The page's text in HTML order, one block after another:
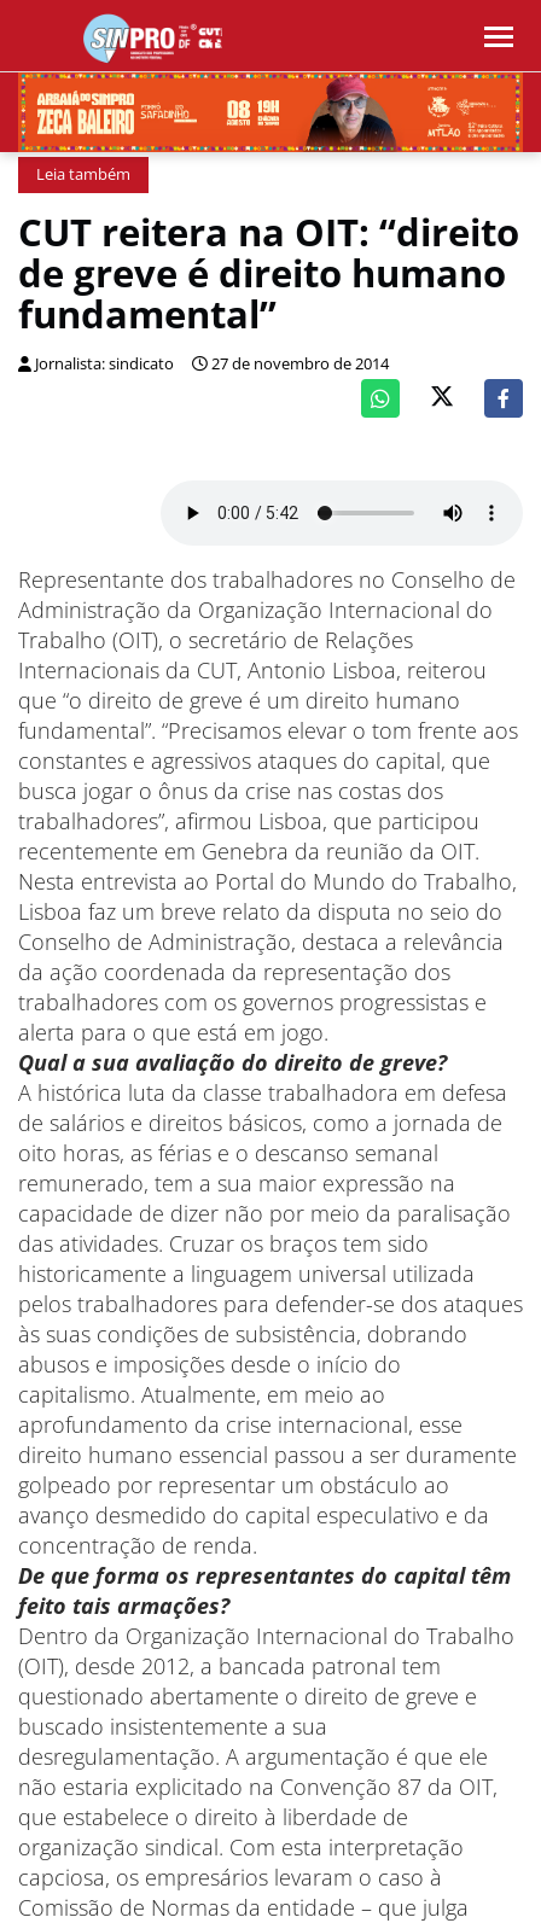
Leia também
CUT reitera na OIT: “direito
de greve é direito humano
fundamental”
Jornalista: sindicato 27 de novembro de 2014
Representante dos trabalhadores no Conselho de
Administração da Organização Internacional do
Trabalho (OIT), o secretário de Relações
Internacionais da CUT, Antonio Lisboa, reiterou
que “o direito de greve é um direito humano
fundamental”. “Precisamos elevar o tom frente aos
constantes e agressivos ataques do capital, que
busca jogar o ônus da crise nas costas dos
trabalhadores”, afirmou Lisboa, que participou
recentemente em Genebra da reunião da OIT.
Nesta entrevista ao Portal do Mundo do Trabalho,
Lisboa faz um breve relato da disputa no seio do
Conselho de Administração, destaca a relevância
da ação coordenada da representação dos
trabalhadores com os governos progressistas e
alerta para o que está em jogo.
Qual a sua avaliação do direito de greve?
A histórica luta da classe trabalhadora em defesa
de salários e direitos básicos, como a jornada de
oito horas, as férias e o descanso semanal
remunerado, tem a sua maior expressão na
capacidade de dizer não por meio da paralisação
das atividades. Cruzar os braços tem sido
historicamente a linguagem universal utilizada
pelos trabalhadores para defender-se dos ataques
às suas condições de subsistência, dobrando
abusos e imposições desde o início do
capitalismo. Atualmente, em meio ao
aprofundamento da crise internacional, esse
direito humano essencial passou a ser duramente
golpeado por representar um obstáculo ao
avanço desmedido do capital especulativo e da
concentração de renda.
De que forma os representantes do capital têm
feito tais armações?
Dentro da Organização Internacional do Trabalho
(OIT), desde 2012, a bancada patronal tem
questionado abertamente o direito de greve e
buscado insistentemente a sua
desregulamentação. A argumentação é que ele
não estaria explicitado na Convenção 87 da OIT,
que estabelece o direito à liberdade de
organização sindical. Com esta interpretação
capciosa, os empresários levaram o caso à
Comissão de Normas da entidade – que julga